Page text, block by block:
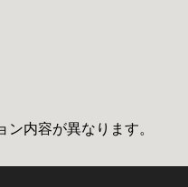
内容が異なります。